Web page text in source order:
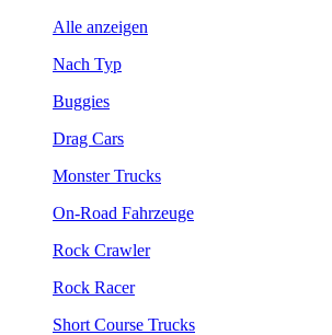
Alle anzeigen
Nach Typ
Buggies
Drag Cars
Monster Trucks
On-Road Fahrzeuge
Rock Crawler
Rock Racer
Short Course Trucks